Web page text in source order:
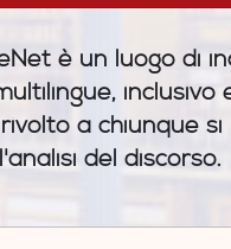
è un luogo di
inclusivo
a chiunque si
del discorso.